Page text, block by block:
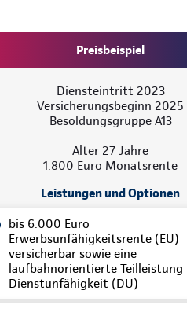
Preisbeispiel
Diensteintritt 2023
Versicherungsbeginn 2025
Besoldungsgruppe A13
Alter 27 Jahre
1.800 Euro Monatsrente
Leistungen und Optionen
bis 6.000 Euro
Erwerbsunfähigkeitsrente (EU)
versicherbar sowie eine
laufbahnorientierte Teilleistung
Dienstunfähigkeit (DU)